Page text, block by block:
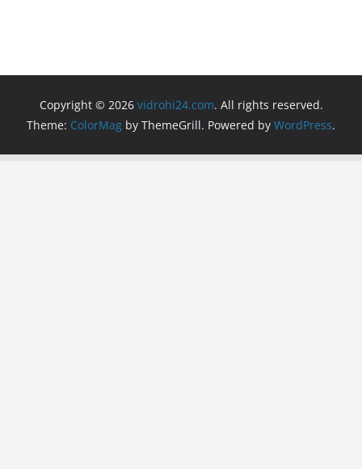
Copyright © 2026 vidrohi24.com. All rights reserved.
Theme: ColorMag by ThemeGrill. Powered by WordPress.